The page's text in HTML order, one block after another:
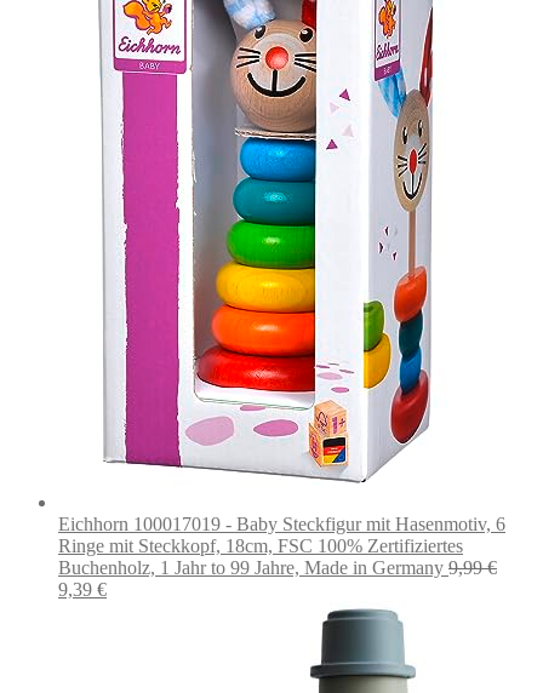
Eichhorn 100017019 - Baby Steckfigur mit Hasenmotiv, 6
Ringe mit Steckkopf, 18cm, FSC 100% Zertifiziertes
Buchenholz, 1 Jahr to 99 Jahre, Made in Germany 9,99€
Ursprünglicher
9,39 €Aktueller